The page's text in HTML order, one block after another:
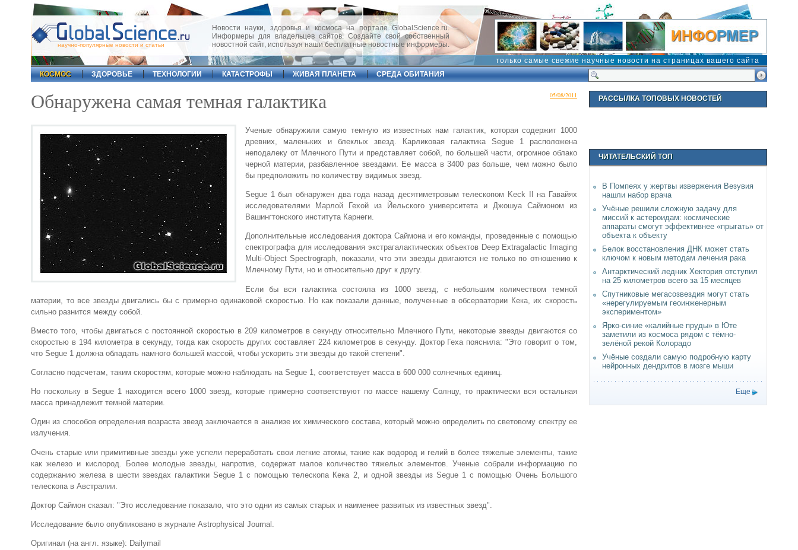
научно-популярные новости и статьи
Новости науки, здоровья и космоса на портале GlobalScience.ru.
Информеры для владельцев сайтов. Создайте свой собственный
новостной сайт, используя наши бесплатные новостные информеры.
только самые свежие научные новости на страницах вашего сайта
КОСМОС
ЗДОРОВЬЕ ТЕХНОЛОГИИ КАТАСТРОФЫ ЖИВАЯ ПЛАНЕТА СРЕДА ОБИТАНИЯ
05/08/2011
Обнаружена самая темная галактика
Ученые обнаружили самую темную из известных нам галактик, которая содержит 1000
древних, маленьких и блеклых звезд. Карликовая галактика Segue 1 расположена
неподалеку от Млечного Пути и представляет собой, по большей части, огромное облако
черной материи, разбавленное звездами. Ее масса в 3400 раз больше, чем можно было
бы предположить по количеству видимых звезд.
Segue 1 был обнаружен два года назад десятиметровым телескопом Keck II на Гавайях
исследователями Марлой Гехой из Йельского университета и Джошуа Саймоном из
Вашингтонского института Карнеги.
Дополнительные исследования доктора Саймона и его команды, проведенные с помощью
спектрографа для исследования экстрагалактических объектов Deep Extragalactic Imaging
Multi-Object Spectrograph, показали, что эти звезды двигаются не только по отношению к
Млечному Пути, но и относительно друг к другу.
Если бы вся галактика состояла из 1000 звезд, с небольшим количеством темной
материи, то все звезды двигались бы с примерно одинаковой скоростью. Но как показали данные, полученные в обсерватории Кека, их скорость
сильно разнится между собой.
Вместо того, чтобы двигаться с постоянной скоростью в 209 километровв секунду относительно Млечного Пути, некоторые звезды двигаются со
скоростью в 194 километрав секунду, тогда как скорость других составляет 224 километровв секунду. Доктор Геха пояснила: "Это говорит о том,
что Segue 1 должна обладать намного большей массой, чтобы ускорить эти звезды до такой степени".
Согласно подсчетам, таким скоростям, которые можно наблюдать на Segue 1, соответствует масса в 600 000 солнечных единиц.
Но поскольку в Segue 1 находится всего 1000 звезд, которые примерно соответствуют по массе нашему Солнцу, то практически вся остальная
масса принадлежит темной материи.
Один из способов определения возраста звезд заключается в анализе их химического состава, который можно определить по световому спектру ее
излучения.
Очень старые или примитивные звезды уже успели переработать свои легкие атомы, такие как водород и гелий в более тяжелые элементы, такие
как железо и кислород. Более молодые звезды, напротив, содержат малое количество тяжелых элементов. Ученые собрали информацию по
содержанию железа в шести звездах галактики Segue 1 с помощью телескопа Кека 2, и одной звезды из Segue 1 с помощью Очень Большого
телескопа в Австралии.
Доктор Саймон сказал: "Это исследование показало, что это одни из самых старых и наименее развитых из известных звезд".
Исследование было опубликовано в журнале Astrophysical Journal.
Оригинал (на англ. языке): Dailymail
РАССЫЛКА ТОПОВЫХ НОВОСТЕЙ
ЧИТАТЕЛЬСКИЙ ТОП
В Помпеях у жертвы извержения Везувия
нашли набор врача
Учёные решили сложную задачу для
миссий к астероидам: космические
аппараты смогут эффективнее «прыгать» от
объекта к объекту
Белок восстановления ДНК может стать
ключом к новым методам лечения рака
Антарктический ледник Хектория отступил
на 25 километров всего за 15 месяцев
Спутниковые мегасозвездия могут стать
«нерегулируемым геоинженерным
экспериментом»
Ярко-синие «калийные пруды» в Юте
заметили из космоса рядом с тёмно-
зелёной рекой Колорадо
Учёные создали самую подробную карту
нейронных дендритов в мозге мыши
Еще